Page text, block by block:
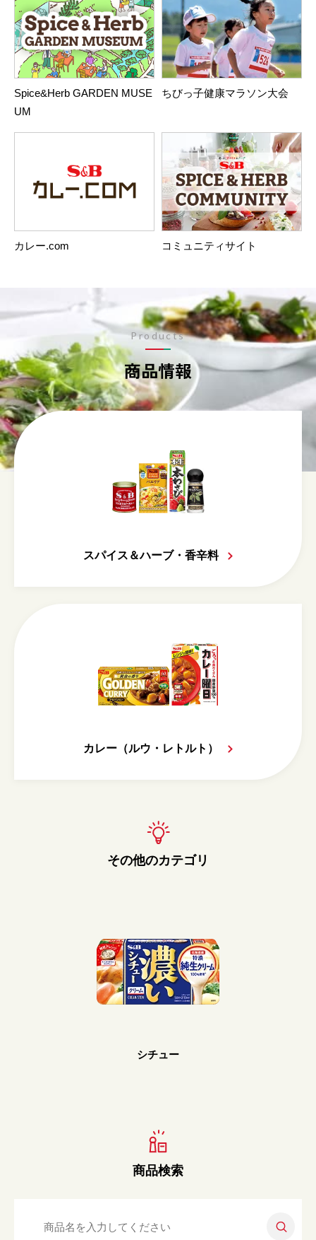
Spice&Herb GARDEN MUSE
UM
ちびっ子健康マラソン大会
カレー.com コミュニティサイト
商品情報
Products
スパイス＆ハーブ・香辛料
カレー（ルウ・レトルト）
その他のカテゴリ
シチュー
商品検索